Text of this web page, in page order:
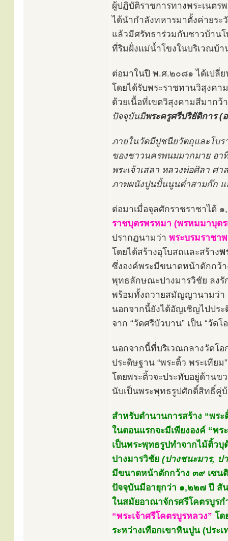
ผู้ปฏิบัติราชการทางพระเนตร
ได้นำกำลังทหารมาตั้งค่ายร
แล้วมีศรัทธาร่วมกับชาวบ้าน
ที่ริมฝั่งแม่น้ำโขงในบริเวณบ้
ต่อมาในปี พ.ศ.๒๐๘๑ ได้เปลี่ย
โดยได้รับพระราชทานวิสุงค
ด้วยเนื้อที่เขตวิสุงคามสีมากว้
ปัจจุบันมีพระครูศรีปริยัติการ (
ภายในวัดมีปูชนียวัตถุและโบ
ของชาวนครพนมมากมาย อา
พระเจ้าเสลา หลวงพ่อศิลา ศ
ภาพผนังปูนปั้นนูนต่ำสามก๊ก
ต่อมาเมื่อจุลศักราชราชาได้
ราชบุตรพรหมา (พรหมมาบุตร
ปรากฏนามว่า พระบรมราชา
โดยได้สร้างอุโบสถและสร้างพ
ซึ่งองค์พระมีขนาดหน้าตักกว้
พุทธลักษณะปางมารวิชัย ลงรั
พร้อมทั้งถวายสมัญญานามว่า
นอกจากนี้ยังได้อัญเชิญไปปร
จาก “วัดศรีบัวบาน” เป็น “วัด
นอกจากนี้ที่บริเวณกลางวัดโอ
ประดิษฐาน “พระติ้ว พระเทีย
โดยพระติ้วจะประทับอยู่ด้านข
นับเป็นพระพุทธรูปศักดิ์สิทธิ์คู่
สำหรับตำนานการสร้าง “พร
ในตอนแรกจะมีเพียงองค์ “พร
เป็นพระพุทธรูปทำจากไม้ติ้วบุ
ปางมารวิชัย (ปางชนะมาร, ป
มีขนาดหน้าตักกว้าง ๓๙ เซนติ
ปัจจุบันมีอายุกว่า ๑,๒๒๗ ปี สั
ในสมัยอาณาจักรศรีโคตรบูรก
“พระเจ้าศรีโคตรบูรหลวง” โด
ระหว่างเทือกเขาหินปูน (ประ